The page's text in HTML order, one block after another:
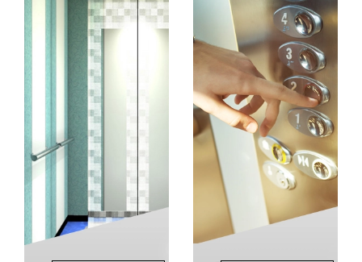
電梯梯廂 其他配備